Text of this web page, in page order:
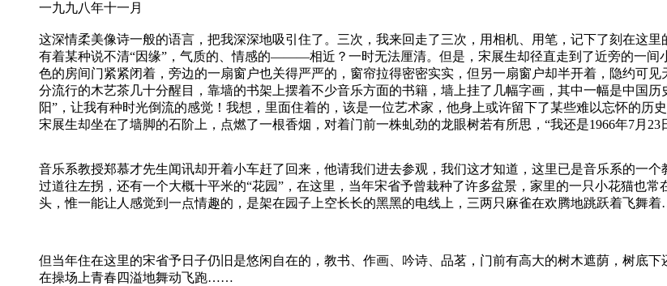
一九九八年十一月
这深情柔美像诗一般的语言，把我深深地吸引住了。三次，我来回走了三次，用相机、用笔，记下了刻在这
有着某种说不清“因缘”，气质的、情感的———相近？一时无法厘清。但是，宋展生却径直走到了近旁的一间
色的房间门紧紧闭着，旁边的一扇窗户也关得严严的，窗帘拉得密密实实，但另一扇窗户却半开着，隐约可
分流行的木艺茶几十分醒目，靠墙的书架上摆着不少音乐方面的书籍，墙上挂了几幅字画，其中一幅是中国
阳”，让我有种时光倒流的感觉！我想，里面住着的，该是一位艺术家，他身上或许留下了某些难以忘怀
宋展生却坐在了墙脚的石阶上，点燃了一根香烟，对着门前一株虬劲的龙眼树若有所思，“我还是1966年7月
音乐系教授郑慕才先生闻讯却开着小车赶了回来，他请我们进去参观，我们这才知道，这里已是音乐系的一
过道往左拐，还有一个大概十平米的“花园”，在这里，当年宋省予曾栽种了许多盆景，家里的一只小花猫也
头，惟一能让人感觉到一点情趣的，是架在园子上空长长的黑黑的电线上，三两只麻雀在欢腾地跳跃着飞舞
但当年住在这里的宋省予日子仍旧是悠闲自在的，教书、作画、吟诗、品茗，门前有高大的树木遮荫，树底
在操场上青春四溢地舞动飞跑……